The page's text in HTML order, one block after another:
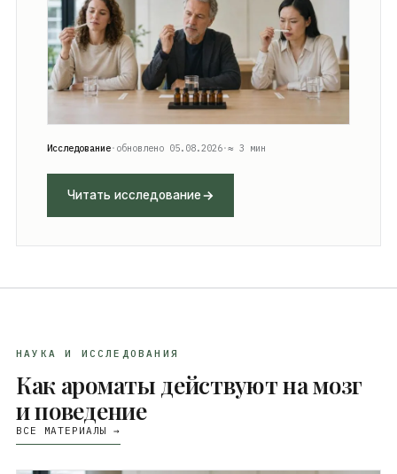
Исследование· обновлено 05.08.2026·≈ 3 мин
Читать исследование
НАУКА И ИССЛЕДОВАНИЯ
Как ароматы действуют на мозг
и поведение
ВСЕ МАТЕРИАЛЫ →